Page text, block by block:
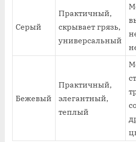
Серый
Практичный,
скрывает грязь,
универсальный
Бежевый
Практичный,
элегантный,
теплый